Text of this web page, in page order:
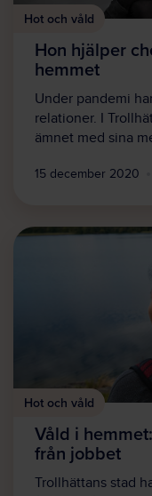
Hot och våld
Hon hjälper
hemmet
Under pandemi
relationer. I
ämnet med sina
15 december 2020
Hot och våld
Våld i
från jobbet
Trollhättans stad